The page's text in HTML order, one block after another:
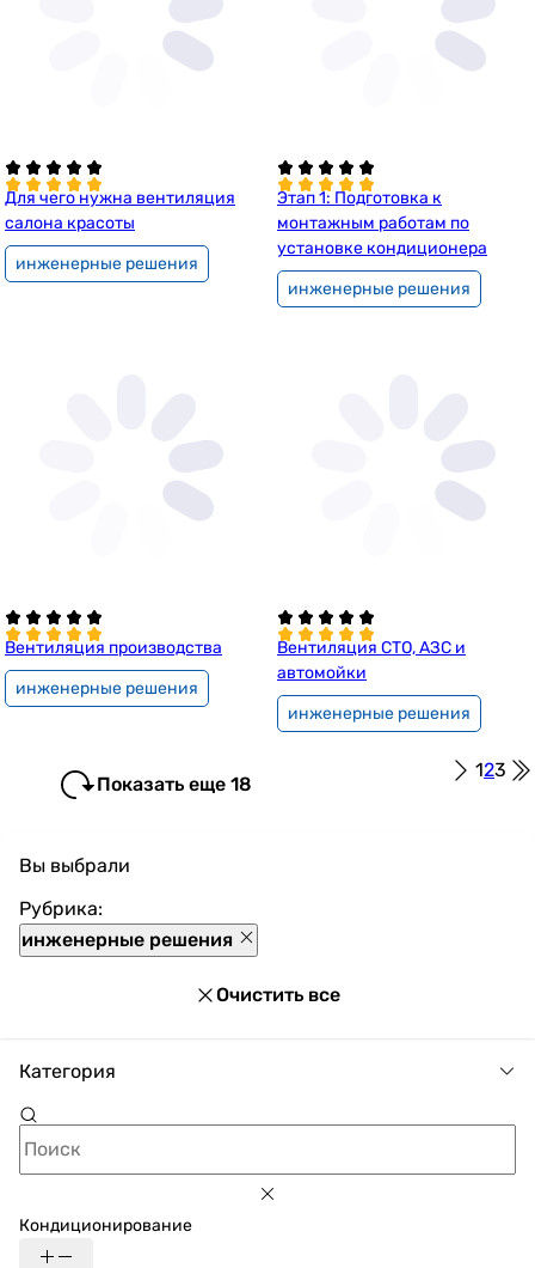
Для чего нужна вентиляция
салона красоты
инженерные решения
Этап 1: Подготовка к
монтажным работам по
установке кондиционера
инженерные решения
Вентиляция производства
инженерные решения
Вентиляция СТО, АЗС и
автомойки
инженерные решения
Показать еще 18
123
Вы выбрали
Рубрика:
инженерные решения
Очистить все
Категория
Кондиционирование